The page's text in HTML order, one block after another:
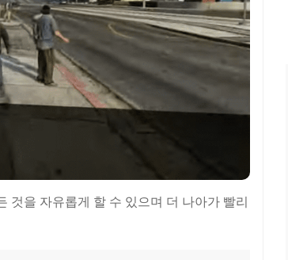
것을 자유롭게 할 수 있으며 더 나아가 빨리